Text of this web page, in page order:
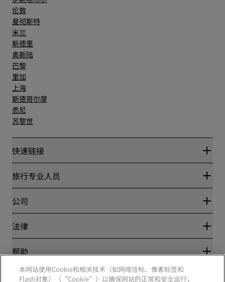
伦敦
曼彻斯特
米兰
新德里
奥斯陆
巴黎
里加
上海
斯德哥尔摩
悉尼
苏黎世
快速链接
丽赏会
Blog
目的地
丽笙酒店集团APP
体育认证酒店
家庭友好型酒店
旅行专业人员
合作伙伴
公司
丽笙酒店集团
工作机会 RHG
工作机会 PPHE
工作机会 EHL
The Club by RHG
法律
隐私中心
丽赏会条款和条件
帮助
消费者警示
本网站使用Cookie和相关技术（如网络信标、像素标签和
Flash对象）（“Cookie”）以确保网站的正常和安全运行，